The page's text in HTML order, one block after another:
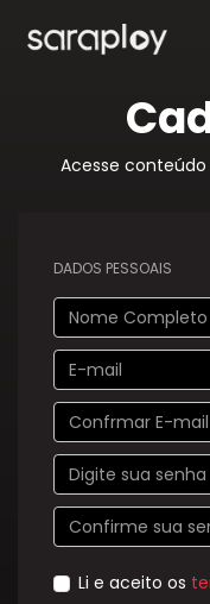
Acesse
DADOS PESSOAIS
Li e aceito os